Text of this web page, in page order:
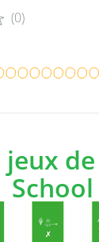
(0)
School